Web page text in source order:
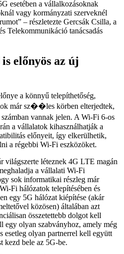
esetében a vállalkozásoknak
vagy kormányzati szerveknél
– részletezte Gercsák Csilla, a
Telekommunikáció tanácsadás
előnyös az új
a könnyű telepíthetőség,
már sz��les körben elterjedtek,
vannak jelen. A Wi-Fi 6-os
a vállalatok kihasználhatják a
előnyeit, így elkerülhetik,
a régebbi Wi-Fi eszközöket.
világszerte léteznek 4G LTE magán
a vállalati Wi-Fi
sok informatikai részleg már
Fi hálózatok telepítésében és
egy 5G hálózat kiépítése (akár
közösen) általában azt
összetettebb dolgot kell
egy olyan szabványhoz, amely még
esetleg olyan partnerrel kell együtt
kezd bele az 5G-be.